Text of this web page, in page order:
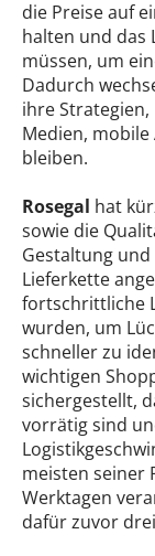
die Preise auf
halten und das
müssen, um
Dadurch
ihre
Medien,
bleiben.
Rosegal hat
sowie die
Gestaltung
Lieferkette
fortschrittliche
wurden, um
schneller zu
wichtigen
sichergestellt,
vorrätig sind
meisten seiner
Werktagen
dafür zuvor